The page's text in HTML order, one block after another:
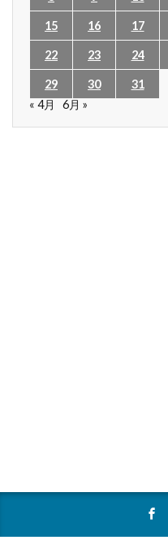
15 16 17
22 23 24
29 30
31
« 4月
6月 »